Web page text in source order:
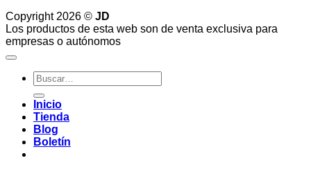
Copyright 2026 © JD
Los productos de esta web son de venta exclusiva para
empresas o autónomos
Buscar
por:
Inicio
Tienda
Blog
Boletín